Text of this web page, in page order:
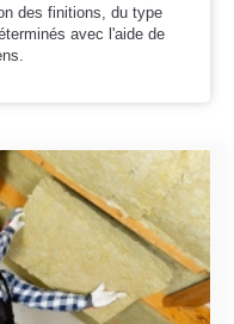
des finitions, du type
avec l'aide de